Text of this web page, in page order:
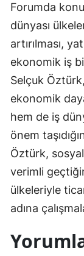
Forumda
dünyası
artırılması,
ekonomik iş
Selçuk
ekonomik
hem de iş
önem
Öztürk,
verimli
ülkeleriyle
adına